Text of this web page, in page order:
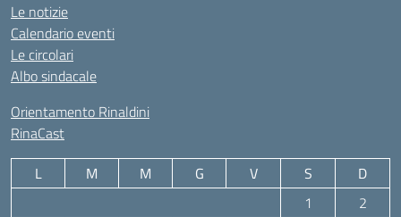
Le notizie
Calendario eventi
Le circolari
Albo sindacale
Orientamento Rinaldini
RinaCast
L M M G V S
D
1
2